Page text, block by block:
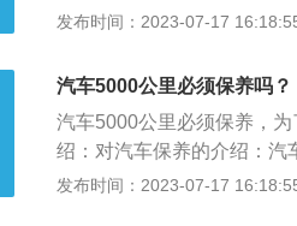
准），之后5000公里或6个
器、燃油滤清器、制动液这
月更换一次；合成机油
般每2年或6万公里更换一
油一般每2年或者4万公里
2年或4万公里更换一次。空
发布时间：2023-07-17
汽车5000公里必须保养吗？
汽车5000公里必须保养，
绍：对汽车保养的介绍：汽
给、润滑、调整或更换某些
发布时间：2023-07-17